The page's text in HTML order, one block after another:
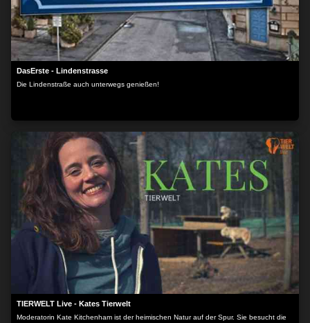
DasErste - Lindenstrasse
Die Lindenstraße auch unterwegs genießen!
TIERWELT Live - Kates Tierwelt
Moderatorin Kate Kitchenham ist der heimischen Natur auf der Spur. Sie besucht die